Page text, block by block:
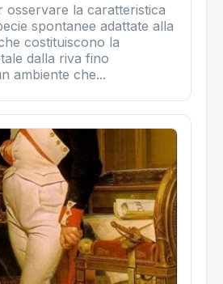
osservare la caratteristica
spontanee adattate alla
costituiscono la
dalla riva fino
ambiente che...